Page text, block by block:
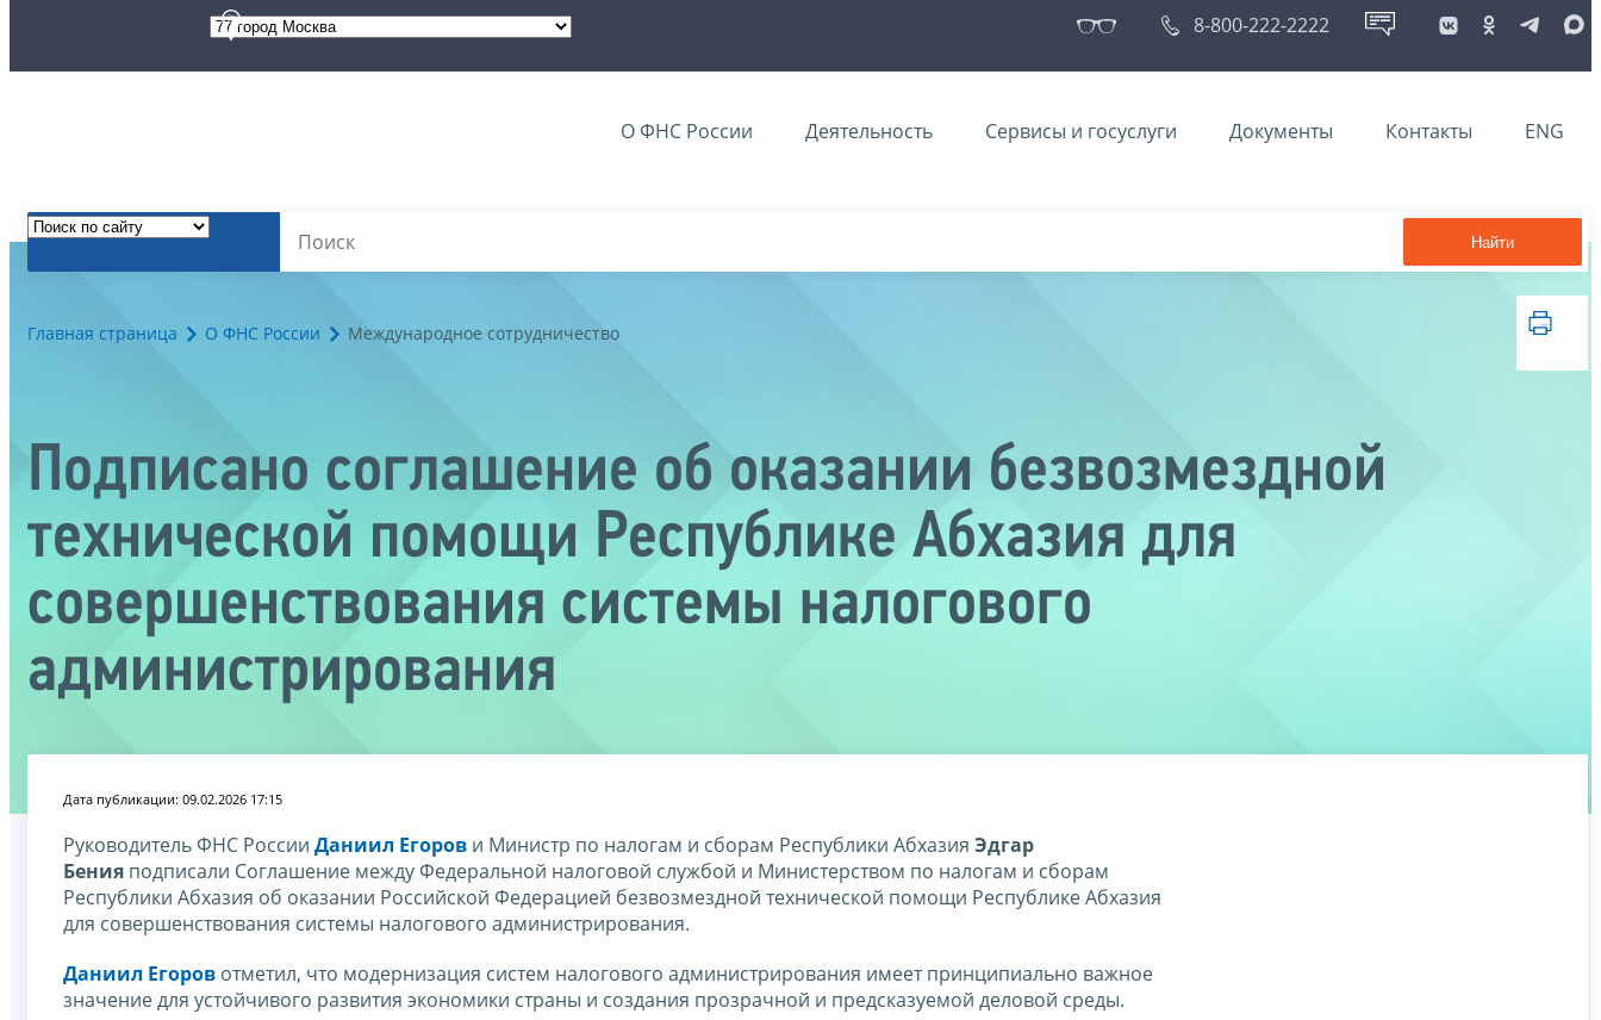
8-800-222-2222
О ФНС России Деятельность Сервисы и госуслуги Документы Контакты ENG
Найти
Главная страница О ФНС России Международное сотрудничество
Подписано соглашение об оказании безвозмездной
технической помощи Республике Абхазия для
совершенствования системы налогового
администрирования
Дата публикации: 09.02.2026 17:15
Руководитель ФНС России Даниил Егоров и Министр по налогам и сборам Республики Абхазия Эдгар
Бения подписали Соглашение между Федеральной налоговой службой и Министерством по налогам и сборам
Республики Абхазия об оказании Российской Федерацией безвозмездной технической помощи Республике Абхазия
для совершенствования системы налогового администрирования.
Даниил Егоров отметил, что модернизация систем налогового администрирования имеет принципиально важное
значение для устойчивого развития экономики страны и создания прозрачной и предсказуемой деловой среды.